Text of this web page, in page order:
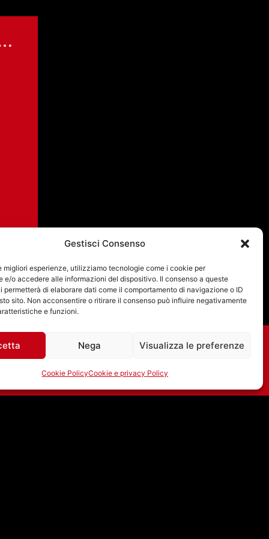
Gestisci Consenso
migliori esperienze, utilizziamo tecnologie come i cookie per
e/o accedere alle informazioni del dispositivo. Il consenso a queste
permetterà di elaborare dati come il comportamento di navigazione o ID
sito. Non acconsentire o ritirare il consenso può influire negativamente
e funzioni.
Nega Visualizza le preferenze
Cookie PolicyCookie e privacy Policy